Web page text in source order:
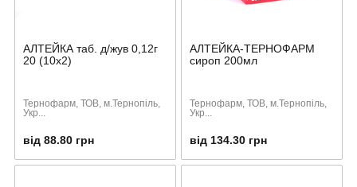
АЛТЕЙКА таб. д/жув 0,12г
20 (10х2)
Тернофарм, ТОВ, м.Тернопіль,
Укр...
від 88.80 грн
АЛТЕЙКА-ТЕРНОФАРМ
сироп 200мл
Тернофарм, ТОВ, м.Тернопіль,
Укр...
від 134.30 грн